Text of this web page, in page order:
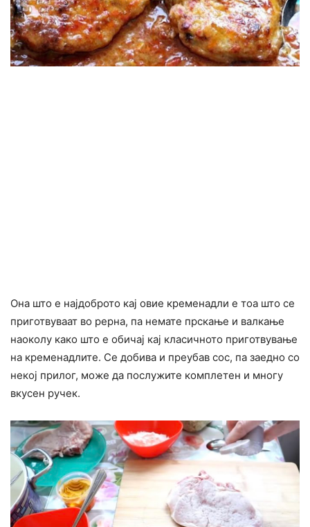
Она што е најдоброто кај овие кременадли е тоа што се
приготвуваат во рерна, па немате прскање и валкање
наоколу како што е обичај кај класичното приготвување
на кременадлите. Се добива и преубав сос, па заедно со
некој прилог, може да послужите комплетен и многу
вкусен ручек.